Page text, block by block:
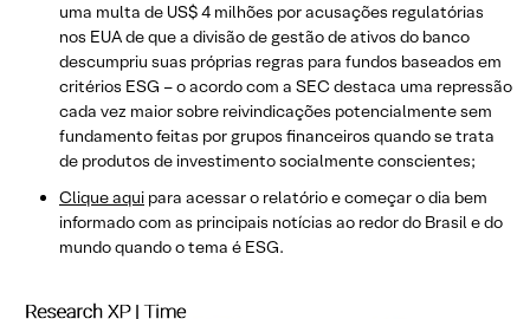
uma multa de US$ 4 milhões por acusações regulatórias
nos EUA de que a divisão de gestão de ativos do banco
descumpriu suas próprias regras para fundos baseados em
critérios ESG – o acordo com a SEC destaca uma repressão
cada vez maior sobre reivindicações potencialmente sem
fundamento feitas por grupos financeiros quando se trata
de produtos de investimento socialmente conscientes;
Clique aqui para acessar o relatório e começar o dia bem
informado com as principais notícias ao redor do Brasil e do
mundo quando o tema é ESG.